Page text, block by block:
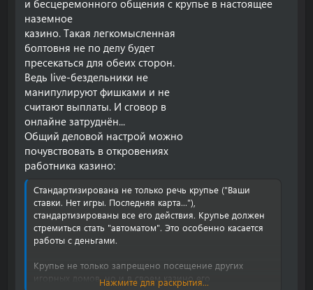
и бесцеремонного общения с крупье в настоящее
наземное
казино. Такая легкомысленная
болтовня не по делу будет
пресекаться для обеих сторон.
Ведь live-бездельники не
манипулируют фишками и не
считают выплаты. И сговор в
онлайне затруднён...
Общий деловой настрой можно
почувствовать в откровениях
работника казино:
Стандартизирована не только речь крупье ("Ваши
ставки. Нет игры. Последняя карта..."),
стандартизированы все его действия. Крупье должен
стремиться стать "автоматом". Это особенно касается
работы с деньгами.
Крупье не только запрещено посещение других
игорных домов, но и в своем казино его
Нажмите для раскрытия...